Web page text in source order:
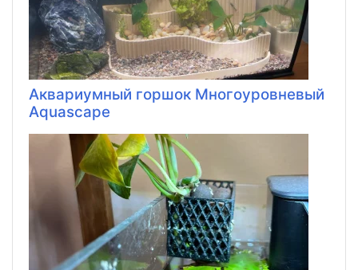
Аквариумный горшок Многоуровневый
Aquascape